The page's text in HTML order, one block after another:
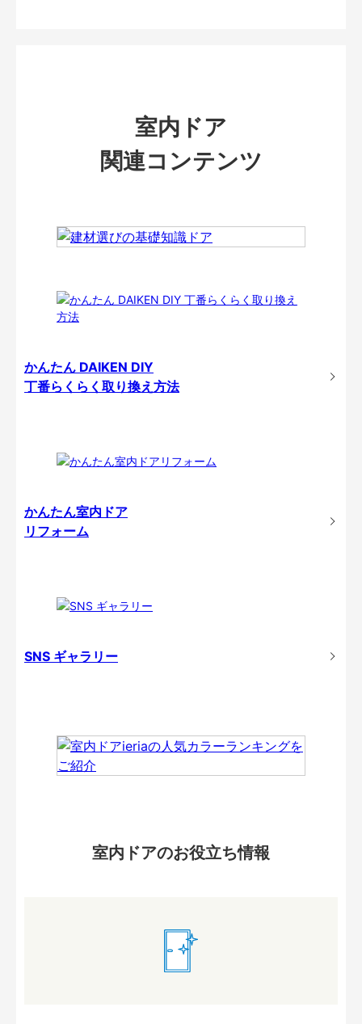
室内ドア
関連コンテンツ
かんたん DAIKEN DIY
丁番らくらく取り換え方法
かんたん室内ドア
リフォーム
SNS ギャラリー
室内ドアのお役立ち情報